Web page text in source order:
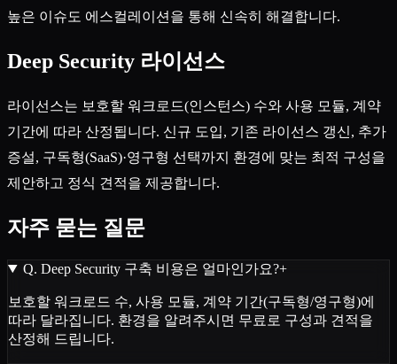
높은 이슈도 에스컬레이션을 통해 신속히 해결합니다.
Deep Security 라이선스
라이선스는 보호할 워크로드(인스턴스) 수와 사용 모듈, 계약
기간에 따라 산정됩니다. 신규 도입, 기존 라이선스 갱신, 추가
증설, 구독형(SaaS)·영구형 선택까지 환경에 맞는 최적 구성을
제안하고 정식 견적을 제공합니다.
자주 묻는 질문
Q. Deep Security 구축 비용은 얼마인가요?+
보호할 워크로드 수, 사용 모듈, 계약 기간(구독형/영구형)에
따라 달라집니다. 환경을 알려주시면 무료로 구성과 견적을
산정해 드립니다.